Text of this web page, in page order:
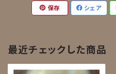
保存 シェア
最近チェックした商品